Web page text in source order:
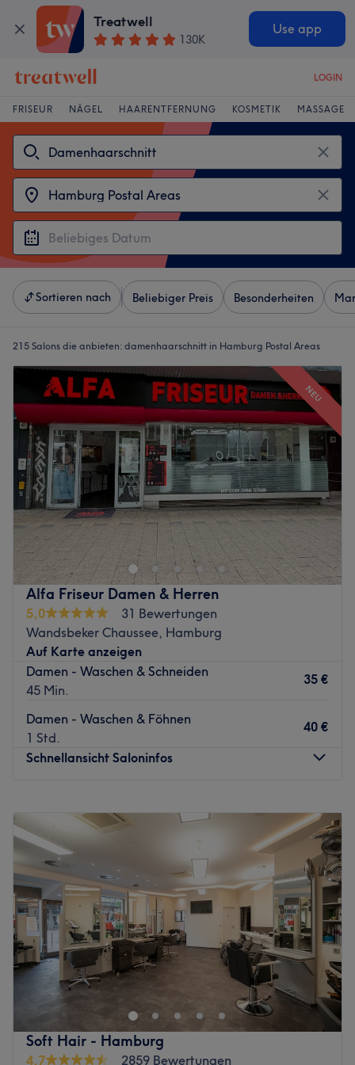
Treatwell
130K
Use app
LOGIN
FRISEUR NÄGEL HAARENTFERNUNG KOSMETIK MASSAGE
Sortieren nach Beliebiger Preis Besonderheiten
215 Salons die anbieten: damenhaarschnitt in Hamburg Postal Areas
NEU
Alfa Friseur Damen & Herren
5,0
31 Bewertungen
Wandsbeker Chaussee, Hamburg
Auf Karte anzeigen
Damen - Waschen & Schneiden
45 Min.
35 €
Damen - Waschen & Föhnen
1 Std.
40 €
Schnellansicht Saloninfos
Dienstag
20:00
Mittwoch
09:00–20:00
Donnerstag
09:00–
20:00
Freitag
09:00–20:00
Samstag
–20:00
Sonntag
Geschlossen
Willkommen bei Alfa Friseur Damen & Herren in
Hamburg. In diesem Friseursalon erwarten dich
erstklassige Behandlungen mit hochwertigen Produkten
rund um die Haarpflege. Überzeuge dich selbst und
buche deinen Termin direkt und unkompliziert über die
Treatwell-App mit sofortiger Buchungsbestätigung.
Soft Hair - Hamburg
4,7
2859 Bewertungen